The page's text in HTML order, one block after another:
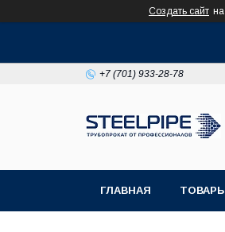
Создать сайт
+7 (701) 933-28-78
ГЛАВНАЯ